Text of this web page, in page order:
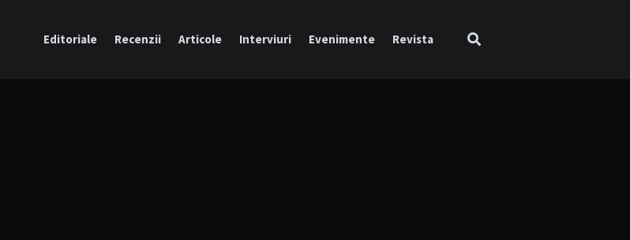
Editoriale Recenzii Articole Interviuri Evenimente Revista